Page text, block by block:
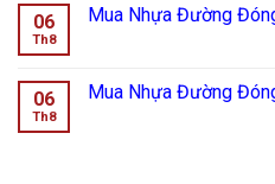
06
Th8
Mua Nhựa Đường
06
Th8
Mua Nhựa Đường